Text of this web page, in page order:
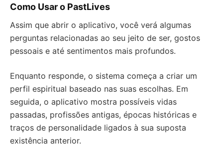
Como Usar o PastLives
Assim que abrir o aplicativo, você verá algumas
perguntas relacionadas ao seu jeito de ser, gostos
pessoais e até sentimentos mais profundos.
Enquanto responde, o sistema começa a criar um
perfil espiritual baseado nas suas escolhas. Em
seguida, o aplicativo mostra possíveis vidas
passadas, profissões antigas, épocas históricas e
traços de personalidade ligados à sua suposta
existência anterior.